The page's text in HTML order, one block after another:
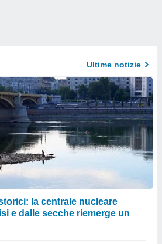
Ultime notizie
la centrale nucleare
e dalle secche riemerge un